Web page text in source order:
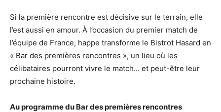
Si la première rencontre est décisive sur le terrain, elle
l’est aussi en amour. À l’occasion du premier match de
l’équipe de France, happe transforme le Bistrot Hasard en
« Bar des premières rencontres », un lieu où les
célibataires pourront vivre le match… et peut-être leur
prochaine histoire.
Au programme du Bar des premières rencontres